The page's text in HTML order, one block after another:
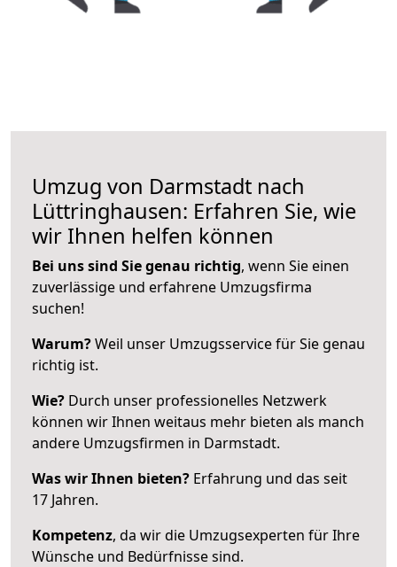
Umzug von Darmstadt nach
Lüttringhausen: Erfahren Sie, wie
wir Ihnen helfen können
Bei uns sind Sie genau richtig, wenn Sie einen
zuverlässige und erfahrene Umzugsfirma
suchen!
Warum?Weil unser Umzugsservice für Sie genau
richtig ist.
Wie? Durch unser professionelles Netzwerk
können wir Ihnen weitaus mehr bieten als manch
andere Umzugsfirmen in Darmstadt.
Was wir Ihnen bieten? Erfahrung und das seit
17 Jahren.
Kompetenz, da wir die Umzugsexperten für Ihre
Wünsche und Bedürfnisse sind.